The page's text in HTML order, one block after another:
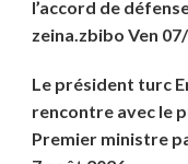
l’accord de
zeina.zbibo Ven
Le président turc
rencontre avec le
Premier ministre